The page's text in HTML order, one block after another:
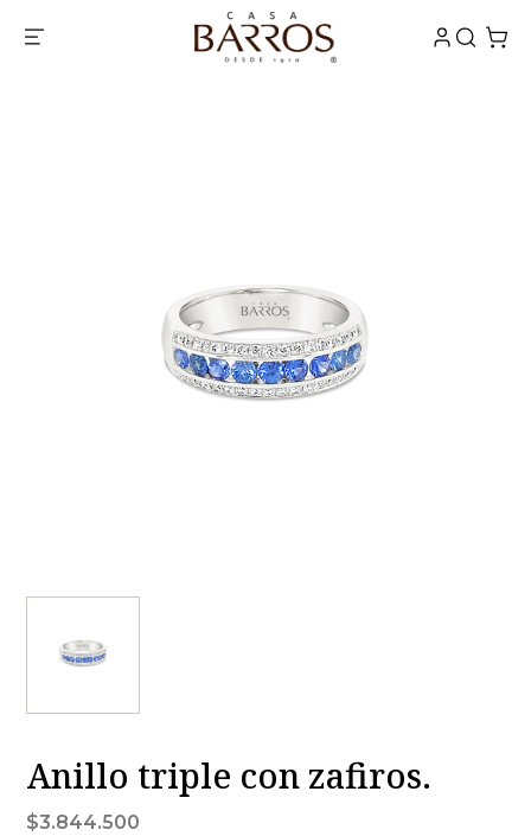
Anillo triple con zafiros.
$3.844.500